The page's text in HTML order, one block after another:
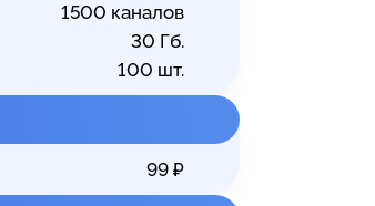
1500 каналов
30 Гб.
100 шт.
99 ₽